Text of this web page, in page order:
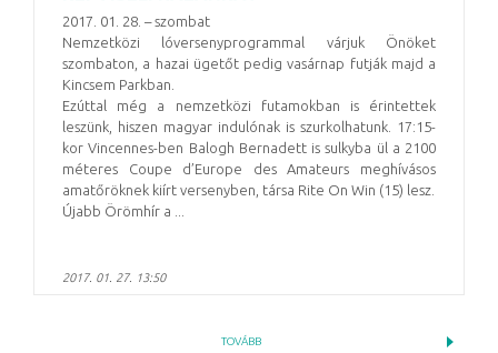
2017. 01. 28. – szombat
Nemzetközi lóversenyprogrammal várjuk Önöket
szombaton, a hazai ügetőt pedig vasárnap futják majd a
Kincsem Parkban.
Ezúttal még a nemzetközi futamokban is érintettek
leszünk, hiszen magyar indulónak is szurkolhatunk. 17:15-
kor Vincennes-ben Balogh Bernadett is sulkyba ül a 2100
méteres Coupe d’Europe des Amateurs meghívásos
amatőröknek kiírt versenyben, társa Rite On Win (15) lesz.
Újabb Örömhír a ...
2017. 01. 27. 13:50
TOVÁBB